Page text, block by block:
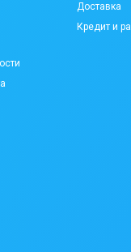
Доставка
Кредит и